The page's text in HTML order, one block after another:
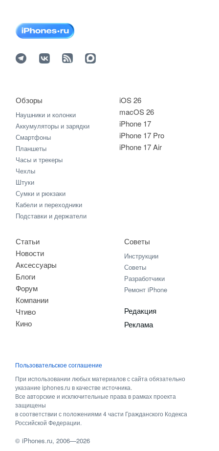
iOS 26
macOS 26
iPhone 17
iPhone 17 Pro
iPhone 17 Air
Обзоры
Наушники и колонки
Аккумуляторы и зарядки
Смартфоны
Планшеты
Часы и трекеры
Чехлы
Штуки
Сумки и рюкзаки
Кабели и переходники
Подставки и держатели
Статьи
Новости
Аксессуары
Блоги
Форум
Компании
Чтиво
Кино
Советы
Инструкции
Советы
Разработчики
Ремонт iPhone
Редакция
Реклама
Пользовательское соглашение
При использовании любых материалов с сайта обязательно
указание iphones.ru в качестве источника.
Все авторские и исключительные права в рамках проекта
защищены
в соответствии с положениями 4 части Гражданского Кодекса
Российской Федерации.
©iPhones.ru, 2006—2026